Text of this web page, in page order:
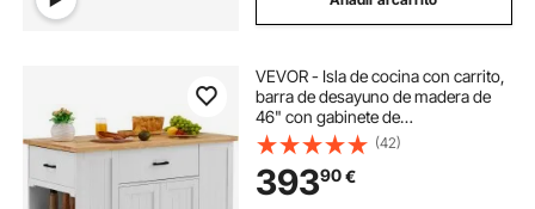
VEVOR - Isla de cocina con carrito,
barra de desayuno de madera de
46" con gabinete de
almacenamiento, mesa de cocina
rústica con estante ajustable, cajón,
para comedor, cocina, sala de
estar, color blanco
(42)
39390€